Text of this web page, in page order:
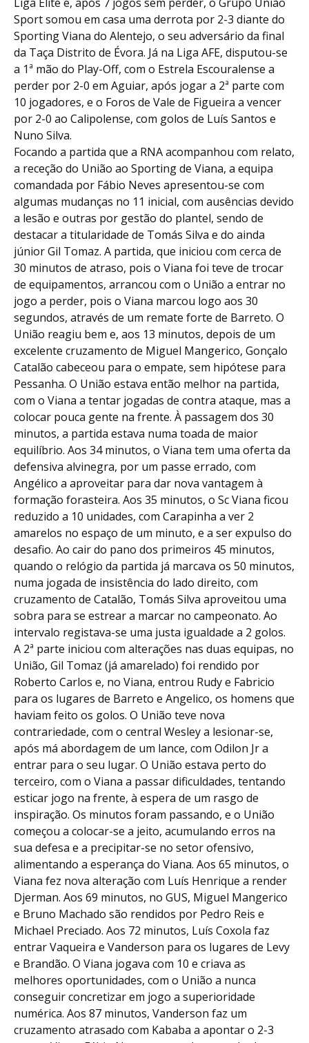
Sport somou em casa uma derrota por 2-3 diante do
Sporting Viana do Alentejo, o seu adversário da final
da Taça Distrito de Évora. Já na Liga AFE, disputou-se
a 1ª mão do Play-Off, com o Estrela Escouralense a
perder por 2-0 em Aguiar, após jogar a 2ª parte com
10 jogadores, e o Foros de Vale de Figueira a vencer
por 2-0 ao Calipolense, com golos de Luís Santos e
Nuno Silva.
Focando a partida que a RNA acompanhou com relato,
a receção do União ao Sporting de Viana, a equipa
comandada por Fábio Neves apresentou-se com
algumas mudanças no 11 inicial, com ausências devido
a lesão e outras por gestão do plantel, sendo de
destacar a titularidade de Tomás Silva e do ainda
júnior Gil Tomaz. A partida, que iniciou com cerca de
30 minutos de atraso, pois o Viana foi teve de trocar
de equipamentos, arrancou com o União a entrar no
jogo a perder, pois o Viana marcou logo aos 30
segundos, através de um remate forte de Barreto. O
União reagiu bem e, aos 13 minutos, depois de um
excelente cruzamento de Miguel Mangerico, Gonçalo
Catalão cabeceou para o empate, sem hipótese para
Pessanha. O União estava então melhor na partida,
com o Viana a tentar jogadas de contra ataque, mas a
colocar pouca gente na frente. À passagem dos 30
minutos, a partida estava numa toada de maior
equilíbrio. Aos 34 minutos, o Viana tem uma oferta da
defensiva alvinegra, por um passe errado, com
Angélico a aproveitar para dar nova vantagem à
formação forasteira. Aos 35 minutos, o Sc Viana ficou
reduzido a 10 unidades, com Carapinha a ver 2
amarelos no espaço de um minuto, e a ser expulso do
desafio. Ao cair do pano dos primeiros 45 minutos,
quando o relógio da partida já marcava os 50 minutos,
numa jogada de insistência do lado direito, com
cruzamento de Catalão, Tomás Silva aproveitou uma
sobra para se estrear a marcar no campeonato. Ao
intervalo registava-se uma justa igualdade a 2 golos.
A 2ª parte iniciou com alterações nas duas equipas, no
União, Gil Tomaz (já amarelado) foi rendido por
Roberto Carlos e, no Viana, entrou Rudy e Fabricio
para os lugares de Barreto e Angelico, os homens que
haviam feito os golos. O União teve nova
contrariedade, com o central Wesley a lesionar-se,
após má abordagem de um lance, com Odilon Jr a
entrar para o seu lugar. O União estava perto do
terceiro, com o Viana a passar dificuldades, tentando
esticar jogo na frente, à espera de um rasgo de
inspiração. Os minutos foram passando, e o União
começou a colocar-se a jeito, acumulando erros na
sua defesa e a precipitar-se no setor ofensivo,
alimentando a esperança do Viana. Aos 65 minutos, o
Viana fez nova alteração com Luís Henrique a render
Djerman. Aos 69 minutos, no GUS, Miguel Mangerico
e Bruno Machado são rendidos por Pedro Reis e
Michael Preciado. Aos 72 minutos, Luís Coxola faz
entrar Vaqueira e Vanderson para os lugares de Levy
e Brandão. O Viana jogava com 10 e criava as
melhores oportunidades, com o União a nunca
conseguir concretizar em jogo a superioridade
numérica. Aos 87 minutos, Vanderson faz um
cruzamento atrasado com Kababa a apontar o 2-3